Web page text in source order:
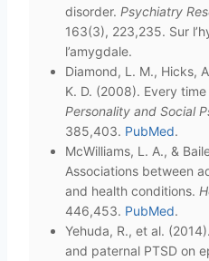
disorder. Psychiatry
163(3), 223,235. Sur
l’amygdale.
Diamond, L. M., Hicks,
K. D. (2008). Every
Personality and Social
385,403. PubMed.
McWilliams, L. A., &
Associations between
and health conditions.
446,453. PubMed.
Yehuda, R., et al.
and paternal PTSD on